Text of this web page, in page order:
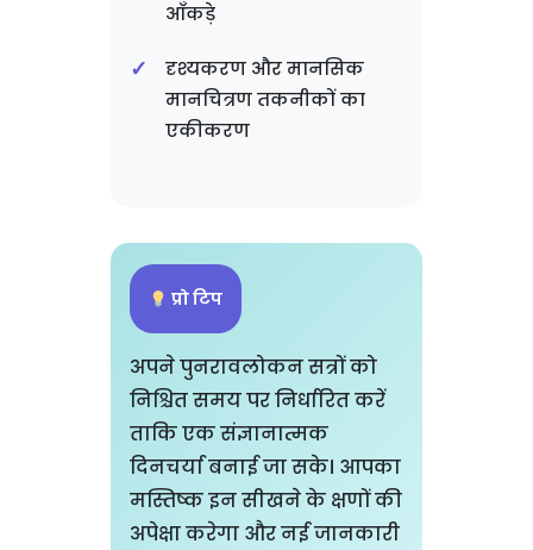
आँकड़े
दृश्यकरण और मानसिक
मानचित्रण तकनीकों का
एकीकरण
प्रो टिप
अपने पुनरावलोकन सत्रों को
निश्चित समय पर निर्धारित करें
ताकि एक संज्ञानात्मक
दिनचर्या बनाई जा सके। आपका
मस्तिष्क इन सीखने के क्षणों की
अपेक्षा करेगा और नई जानकारी